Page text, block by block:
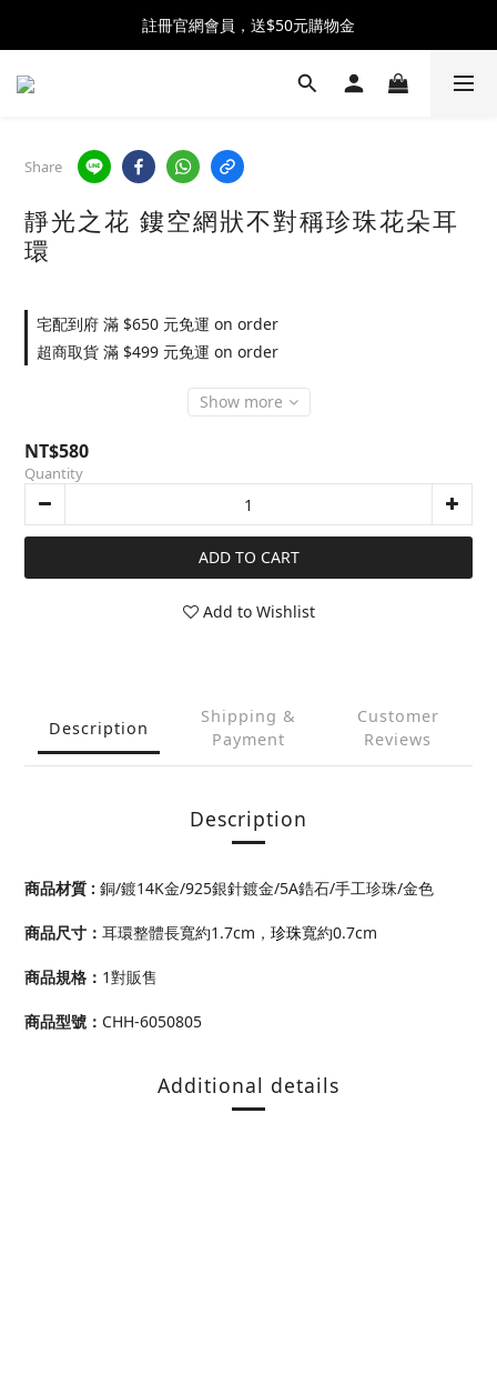
全館消費滿$2500 贈 ♡ 冰淇淋提霸杯 ♡
註冊官網會員，送$50元購物金
全館消費滿$2500 贈 ♡ 冰淇淋提霸杯 ♡
Share
靜光之花 鏤空網狀不對稱珍珠花朵耳
環
宅配到府 滿 $650 元免運 on order
超商取貨 滿 $499 元免運 on order
Show more
NT$580
Quantity
ADD TO CART
Add to Wishlist
Description
Shipping &
Payment
Customer
Reviews
Description
商品材質 : 銅/鍍14K金/925銀針鍍金/5A鋯石/手工珍珠/金色
商品尺寸 ： 耳環整體長寬約1.7cm， 珍珠寬約0.7cm
商品規格： 1對販售
商品型號 ： CHH-6050805
Additional details